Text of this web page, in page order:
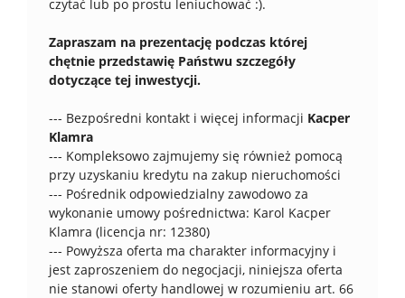
czytać lub po prostu leniuchować :).
Zapraszam na prezentację podczas której
chętnie przedstawię Państwu szczegóły
dotyczące tej inwestycji.
--- Bezpośredni kontakt i więcej informacji Kacper
Klamra
--- Kompleksowo zajmujemy się również pomocą
przy uzyskaniu kredytu na zakup nieruchomości
--- Pośrednik odpowiedzialny zawodowo za
wykonanie umowy pośrednictwa: Karol Kacper
Klamra (licencja nr: 12380)
--- Powyższa oferta ma charakter informacyjny i
jest zaproszeniem do negocjacji, niniejsza oferta
nie stanowi oferty handlowej w rozumieniu art. 66